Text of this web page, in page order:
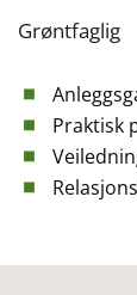
Grøntfaglig
Praktisk